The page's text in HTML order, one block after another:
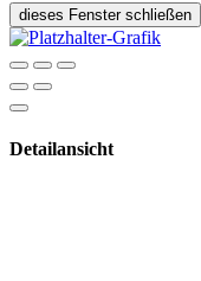
dieses Fenster schließen
Detailansicht